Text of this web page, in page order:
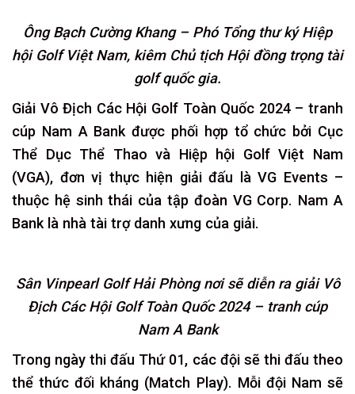
Ông Bạch Cường Khang – Phó Tổng thư ký Hiệp
hội Golf Việt Nam, kiêm Chủ tịch Hội đồng trọng tài
golf quốc gia.
Giải Vô Địch Các Hội Golf Toàn Quốc 2024 – tranh
cúp Nam A Bank được phối hợp tổ chức bởi Cục
Thể Dục Thể Thao và Hiệp hội Golf Việt Nam
(VGA), đơn vị thực hiện giải đấu là VG Events –
thuộc hệ sinh thái của tập đoàn VG Corp. Nam A
Bank là nhà tài trợ danh xưng của giải.
Sân Vinpearl Golf Hải Phòng nơi sẽ diễn ra giải Vô
Địch Các Hội Golf Toàn Quốc 2024 – tranh cúp
Nam A Bank
Trong ngày thi đấu Thứ 01, các đội sẽ thi đấu theo
thể thức đối kháng (Match Play). Mỗi đội Nam sẽ